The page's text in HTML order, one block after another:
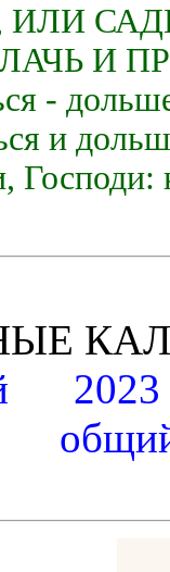
ИЛИ
И
-
и
Господи: